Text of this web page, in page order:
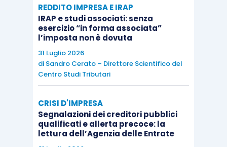
automobili prive della
certificazione e, in
quarto luogo, si sono
avuti ritardi nelle
consegne (e quindi
nelle registrazioni). La
concentrazione su
Volkswagen spiega
perché in altri paesi
produttori di automobili
REDDITO IMPRESA E IRAP
IRAP e studi associati: senza
esercizio “in forma associata”
l’imposta non è dovuta
31 Luglio 2026
di Sandro Cerato – Direttore Scientifico del
Centro Studi Tributari
CRISI D'IMPRESA
Segnalazioni dei creditori pubblici
qualificati e allerta precoce: la
lettura dell’Agenzia delle Entrate